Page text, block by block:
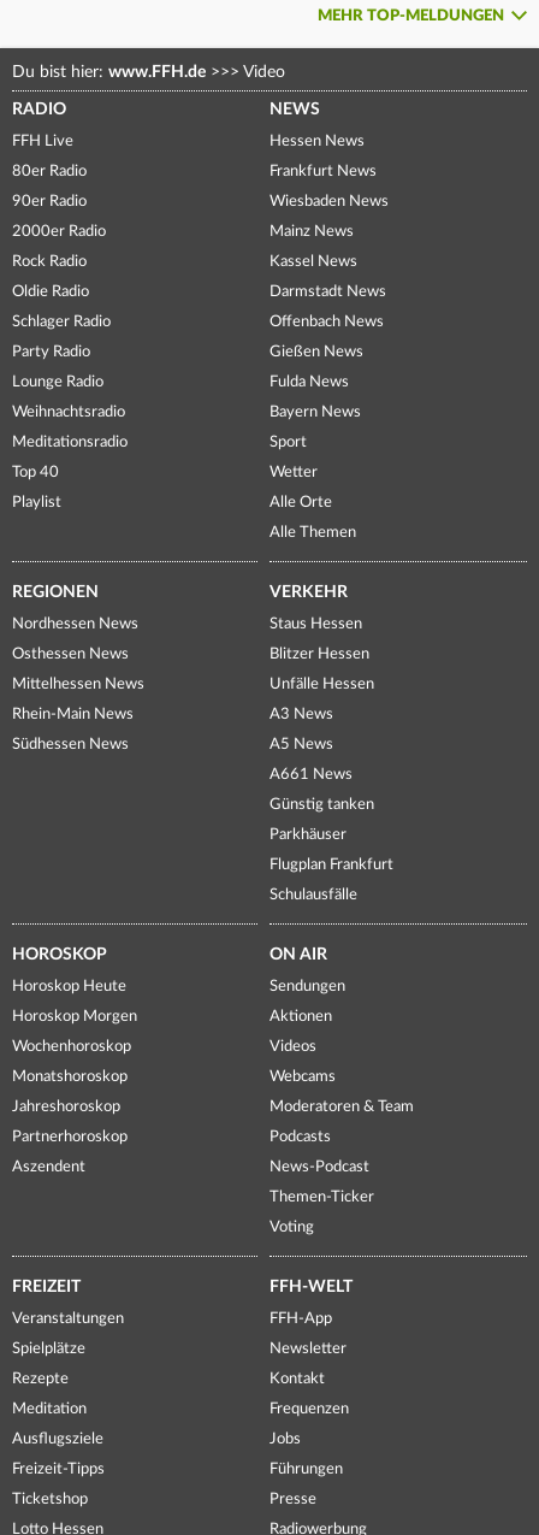
MEHR TOP-MELDUNGEN
Du bist hier: www.FFH.de >>> Video
RADIO
FFH Live
80er Radio
90er Radio
2000er Radio
Rock Radio
Oldie Radio
Schlager Radio
Party Radio
Lounge Radio
Weihnachtsradio
Meditationsradio
Top 40
Playlist
NEWS
Hessen News
Frankfurt News
Wiesbaden News
Mainz News
Kassel News
Darmstadt News
Offenbach News
Gießen News
Fulda News
Bayern News
Sport
Wetter
Alle Orte
Alle Themen
REGIONEN
Nordhessen News
Osthessen News
Mittelhessen News
Rhein-Main News
Südhessen News
VERKEHR
Staus Hessen
Blitzer Hessen
Unfälle Hessen
A3 News
A5 News
A661 News
Günstig tanken
Parkhäuser
Flugplan Frankfurt
Schulausfälle
HOROSKOP
Horoskop Heute
Horoskop Morgen
Wochenhoroskop
Monatshoroskop
Jahreshoroskop
Partnerhoroskop
Aszendent
ON AIR
Sendungen
Aktionen
Videos
Webcams
Moderatoren & Team
Podcasts
News-Podcast
Themen-Ticker
Voting
FREIZEIT
Veranstaltungen
Spielplätze
Rezepte
Meditation
Ausflugsziele
Freizeit-Tipps
Ticketshop
Lotto Hessen
FFH-WELT
FFH-App
Newsletter
Kontakt
Frequenzen
Jobs
Führungen
Presse
Radiowerbung